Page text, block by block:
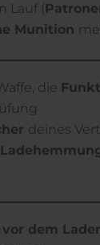
Lauf (
Munition
die
deines
vor dem